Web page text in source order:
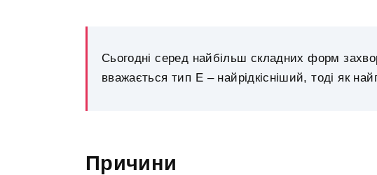
Сьогодні серед найбільш складних форм
вважається тип E – найрідкісніший, тоді як
Причини